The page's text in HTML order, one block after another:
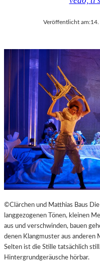
Veröffentlicht am:
©Clärchen und Matthias Baus
langgezogenen Tönen, kleinen
aus und verschwinden, bauen
denen Klangmuster aus anderen
Selten ist die Stille tatsächlich
Hintergrundgeräusche hörbar.